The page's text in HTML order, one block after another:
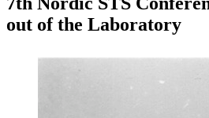
out of the Laboratory